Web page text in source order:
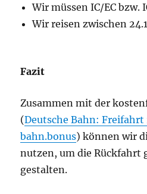
Wir müssen IC/EC bzw.
Wir reisen zwischen
Fazit
Zusammen mit der
(Deutsche Bahn: Freifahrt
bahn.bonus) können wir
nutzen, um die Rückfahrt
gestalten.